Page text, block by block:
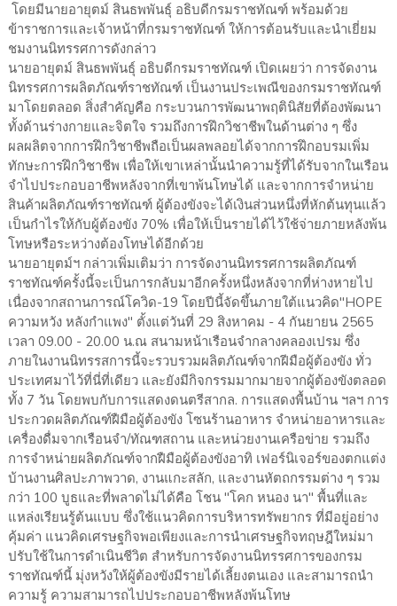
โดยมีนายอายุตม์ สินธพพันธุ์ อธิบดีกรมราชทัณฑ์ พร้อมด้วย
ข้าราชการและเจ้าหน้าที่กรมราชทัณฑ์ ให้การต้อนรับและนำเยี่ยม
ชมงานนิทรรศการดังกล่าว
นายอายุตม์ สินธพพันธุ์ อธิบดีกรมราชทัณฑ์ เปิดเผยว่า การจัดงาน
นิทรรศการผลิตภัณฑ์ราชทัณฑ์ เป็นงานประเพณีของกรมราชทัณฑ์
มาโดยตลอด สิ่งสำคัญคือ กระบวนการพัฒนาพฤตินิสัยที่ต้องพัฒนา
ทั้งด้านร่างกายและจิตใจ รวมถึงการฝึกวิชาชีพในด้านต่าง ๆ ซึ่ง
ผลผลิตจากการฝึกวิชาชีพถือเป็นผลพลอยได้จากการฝึกอบรมเพิ่ม
ทักษะการฝึกวิชาชีพ เพื่อให้เขาเหล่านั้นนำความรู้ที่ได้รับจากในเรือน
จำไปประกอบอาชีพหลังจากที่เขาพ้นโทษได้ และจากการจำหน่าย
สินค้าผลิตภัณฑ์ราชทัณฑ์ ผู้ต้องขังจะได้เงินส่วนหนึ่งที่หักต้นทุนแล้ว
เป็นกำไรให้กับผู้ต้องขัง 70% เพื่อให้เป็นรายได้ไว้ใช้จ่ายภายหลังพ้น
โทษหรือระหว่างต้องโทษได้อีกด้วย
นายอายุตม์ฯ กล่าวเพิ่มเติมว่า การจัดงานนิทรรศการผลิตภัณฑ์
ราชทัณฑ์ครั้งนี้จะเป็นการกลับมาอีกครั้งหนึ่งหลังจากที่ห่างหายไป
เนื่องจากสถานการณ์โควิด-19 โดยปีนี้จัดขึ้นภายใต้แนวคิด"HOPE
ความหวัง หลังกำแพง" ตั้งแต่วันที่ 29 สิงหาคม - 4 กันยายน 2565
เวลา 09.00 - 20.00 น.ณ สนามหน้าเรือนจำกลางคลองเปรม ซึ่ง
ภายในงานนิทรรสการนี้จะรวบรวมผลิตภัณฑ์จากฝีมือผู้ต้องขัง ทั่ว
ประเทศมาไว้ที่นี่ที่เดียว และยังมีกิจกรรมมากมายจากผู้ต้องขังตลอด
ทั้ง 7 วัน โดยพบกับการแสดงดนตรีสากล. การแสดงพื้นบ้าน ฯลฯ การ
ประกวดผลิตภัณฑ์ฝืมือผู้ต้องขัง โซนร้านอาหาร จำหน่ายอาหารและ
เครื่องดื่มจากเรือนจำ/ทัณฑสถาน และหน่วยงานเครือข่าย รวมถึง
การจำหน่ายผลิตภัณฑ์จากฝืมือผู้ต้องขังอาทิ เฟอร์นิเจอร์ของตกแต่ง
บ้านงานศิลปะภาพวาด, งานแกะสลัก, และงานหัตถกรรมต่าง ๆ รวม
กว่า 100 บูธและที่พลาดไม่ได้คือ โชน "โคก หนอง นา" พื้นที่และ
แหล่งเรียนรู้ต้นแบบ ซึ่งใช้แนวคิดการบริหารทรัพยากร ที่มีอยู่อย่าง
คุ้มค่า แนวคิดเศรษฐกิจพอเพียงและการนำเศรษฐกิจทฤษฎีใหม่มา
ปรับใช้ในการดำเนินชีวิต สำหรับการจัดงานนิทรรศการของกรม
ราชทัณฑ์นี้ มุ่งหวังให้ผู้ต้องขังมีรายได้เลี้ยงตนเอง และสามารถนำ
ความรู้ ความสามารถไปประกอบอาชีพหลังพ้นโทษ